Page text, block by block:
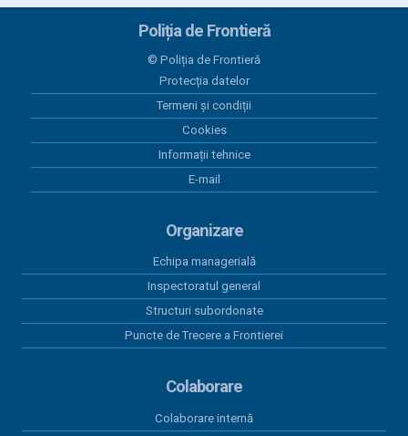
Program Anual Achiziții Publice 2026 - versiunea 06
Programul Anual al Achizițiilor Publice 2026 -
Centralizatorul achizițiilor publice finalizate prin
încheieri de contracte cu valoare peste 5.000 euro
în perioada 01.01.2026-31.03.2026
Program anual achiziții publice 2026 - versiunea 01
Program anual achiziții publice 2026 - versiunea 04
Poliția de Frontieră
© Poliția de Frontieră
Protecția datelor
Termeni și condiții
Cookies
Informații tehnice
E-mail
Organizare
Echipa managerială
Inspectoratul general
Structuri subordonate
Puncte de Trecere a Frontierei
Colaborare
Colaborare internă